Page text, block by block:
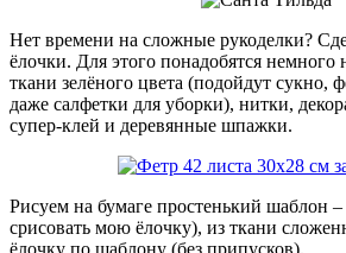
Нет времени на сложные рукоделки?
ёлочки. Для этого понадобятся
ткани зелёного цвета (подойдут сукно,
даже салфетки для уборки), нитки,
супер-клей и деревянные шпажки.
Рисуем на бумаге простенький шаблон
срисовать мою ёлочку), из ткани
ёлочку по шаблону (без припусков).